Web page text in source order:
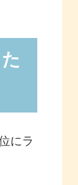
グ
にラ